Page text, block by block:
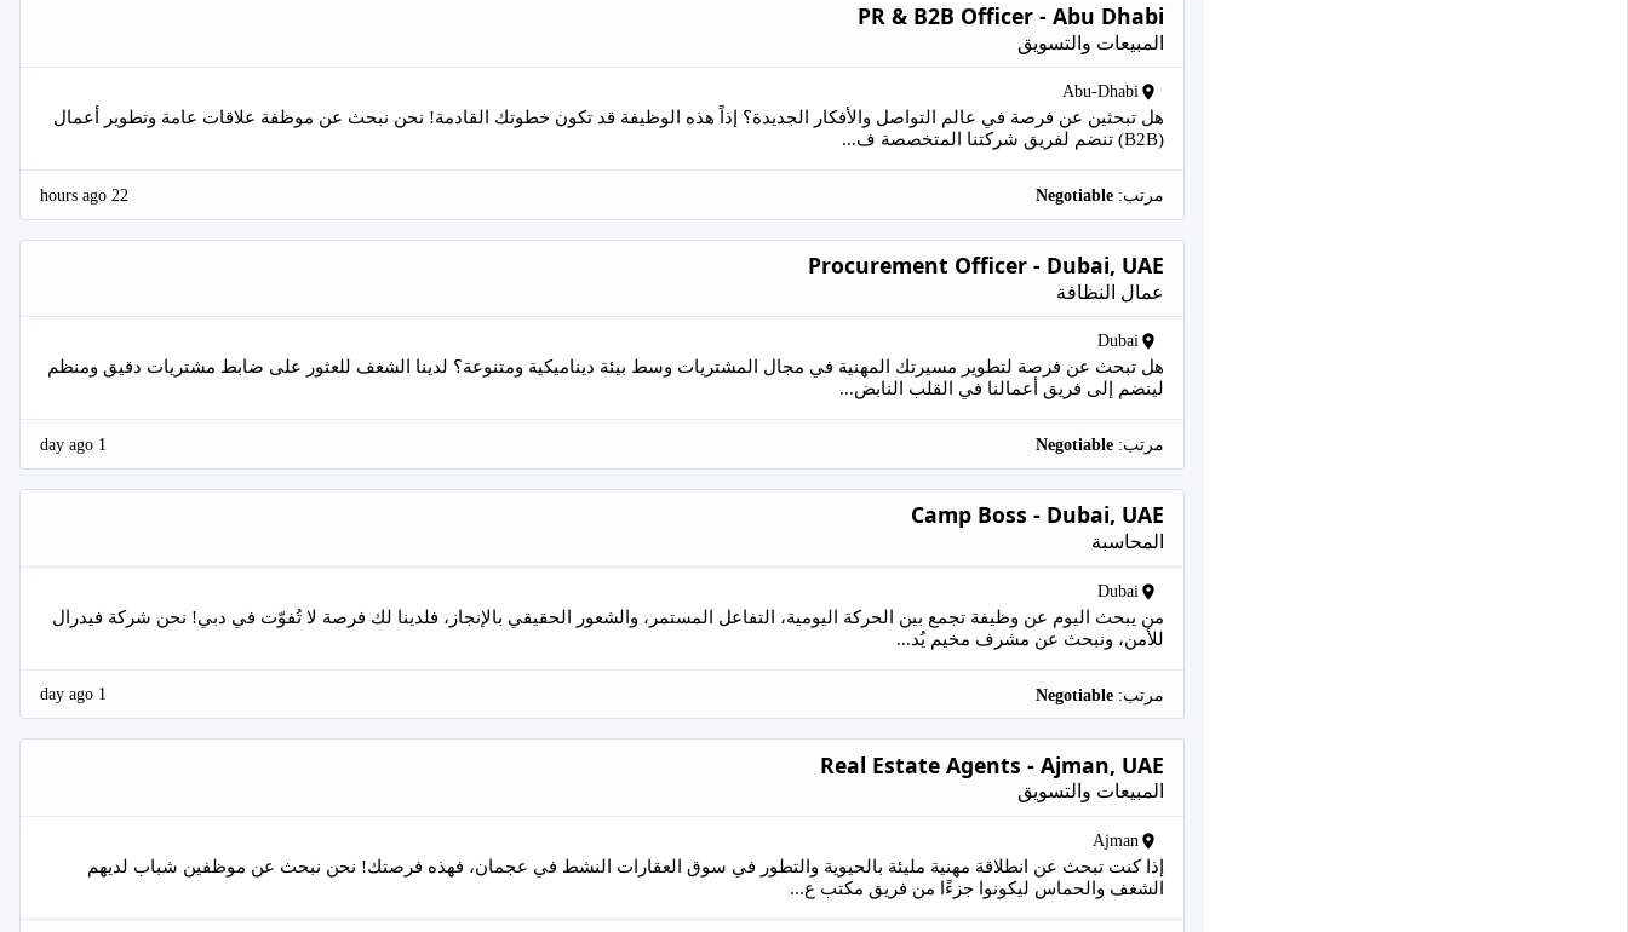
PR & B2B Officer - Abu Dhabi
المبيعات والتسويق
Abu-Dhabi
هل تبحثين عن فرصة في عالم التواصل والأفكار الجديدة؟ إذاً هذه الوظيفة قد تكون خطوتك القادمة! نحن نبحث عن موظفة علاقات عامة وتطوير أعمال
(B2B) تنضم لفريق شركتنا المتخصصة ف...
مرتب: 22 hours ago
Procurement Officer - Dubai, UAE
عمال النظافة
Dubai
هل تبحث عن فرصة لتطوير مسيرتك المهنية في مجال المشتريات وسط بيئة ديناميكية ومتنوعة؟ لدينا الشغف للعثور على ضابط مشتريات دقيق ومنظم
لينضم إلى فريق أعمالنا في القلب النابض...
مرتب: 1 day ago
Camp Boss - Dubai, UAE
المحاسبة
Dubai
من يبحث اليوم عن وظيفة تجمع بين الحركة اليومية، التفاعل المستمر، والشعور الحقيقي بالإنجاز، فلدينا لك فرصة لا تُفوّت في دبي! نحن شركة فيدرال
للأمن، ونبحث عن مشرف مخيم يُد...
مرتب: 1 day ago
Real Estate Agents - Ajman, UAE
المبيعات والتسويق
Ajman
إذا كنت تبحث عن انطلاقة مهنية مليئة بالحيوية والتطور في سوق العقارات النشط في عجمان، فهذه فرصتك! نحن نبحث عن موظفين شباب لديهم
الشغف والحماس ليكونوا جزءًا من فريق مكتب ع...